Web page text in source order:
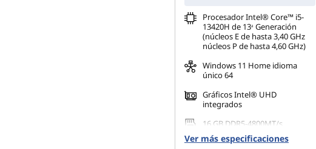
Procesador Intel® Core™ i5-
13420H de 13ᵃ Generación
(núcleos E de hasta 3,40 GHz
núcleos P de hasta 4,60 GHz)
Windows 11 Home idioma
único 64
Gráficos Intel® UHD
integrados
16 GB DDR5-4800MT/s
(SODIMM)
Ver más especificaciones